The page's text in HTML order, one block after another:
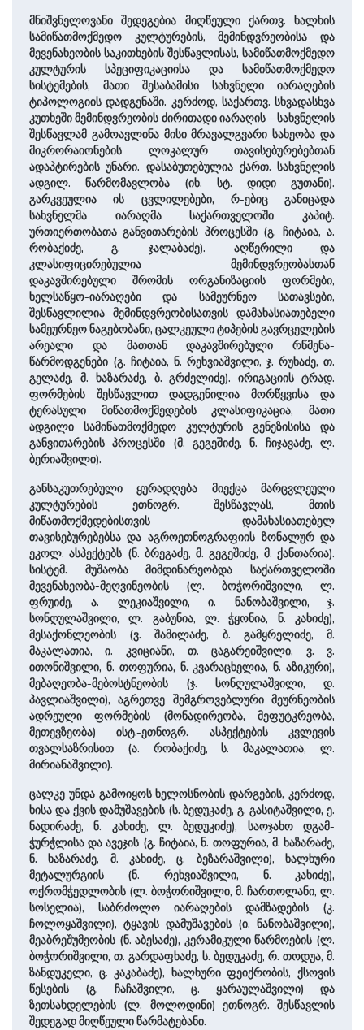
მნიშვნელოვანი შედეგებია მიღწეული ქართვ. ხალხის
სამიწათმოქმედო კულტურების, მემინდვრეობისა და
მევენახეობის საკითხების შესწავლისას, სამიწათმოქმედო
კულტურის სპეციფიკაციისა და სამიწათმოქმედო
სისტემების, მათი შესაბამისი სახვნელი იარაღების
ტიპოლოგიის დადგენაში. კერძოდ, საქართვ. სხვადასხვა
კუთხეში მემინდვრეობის ძირითადი იარაღის – სახვნელის
შესწავლამ გამოავლინა მისი მრავალგვარი სახეობა და
მიკრორაიონების ლოკალურ თავისებურებებთან
ადაპტირების უნარი. დასაბუთებულია ქართ. სახვნელის
ადგილ. წარმომავლობა (იხ. სტ. დიდი გუთანი).
გარკვეულია ის ცვლილებები, რ-ებიც განიცადა
სახვნელმა იარაღმა საქართველოში კაპიტ.
ურთიერთობათა განვითარების პროცესში (გ. ჩიტაია, ა.
რობაქიძე, გ. ჯალაბაძე). აღწერილი და
კლასიფიცირებულია მემინდვრეობასთან
დაკავშირებული შრომის ორგანიზაციის ფორმები,
ხელსაწყო-იარაღები და სამეურნეო სათავსები,
შესწავლილია მემინდვრეობისათვის დამახასიათებელი
სამეურნეო ნაგებობანი, ცალკეული ტიპების გავრცელების
არეალი და მათთან დაკავშირებული რწმენა-
წარმოდგენები (გ. ჩიტაია, ნ. რეხვიაშვილი, ჯ. რუხაძე, თ.
გელაძე, მ. ხაზარაძე, ბ. გრძელიძე). ირიგაციის ტრად.
ფორმების შესწავლით დადგენილია მორწყვისა და
ტერასული მიწათმოქმედების კლასიფიკაცია, მათი
ადგილი სამიწათმოქმედო კულტურის გენეზისისა და
განვითარების პროცესში (მ. გეგეშიძე, ნ. ჩიჯავაძე, ლ.
ბერიაშვილი).
განსაკუთრებული ყურადღება მიექცა მარცვლეული
კულტურების ეთნოგრ. შესწავლას, მთის
მიწათმოქმედებისთვის დამახასიათებელ
თავისებურებებსა და აგროეთნოგრაფიის ზონალურ და
ეკოლ. ასპექტებს (ნ. ბრეგაძე, მ. გეგეშიძე, მ. ქანთარია).
სისტემ. მუშაობა მიმდინარეობდა საქართველოში
მევენახეობა-მეღვინეობის (ლ. ბოჭორიშვილი, ლ.
ფრუიძე, ა. ლეკიაშვილი, ი. ნანობაშვილი, ჯ.
სონღულაშვილი, ლ. გაბუნია, ლ. ჭყონია, ნ. კახიძე),
მესაქონლეობის (ვ. შამილაძე, ბ. გამყრელიძე, მ.
მაკალათია, ი. კვიციანი, თ. ცაგარეიშვილი, ვ. ვ.
ითონიშვილი, ნ. თოფურია, ნ. კვარაცხელია, ნ. აზიკური),
მებაღეობა-მებოსტნეობის (ჯ. სონღულაშვილი, დ.
პავლიაშვილი), აგრეთვე შემგროვებლური მეურნეობის
ადრეული ფორმების (მონადირეობა, მეფუტკრეობა,
მეთევზეობა) ისტ.-ეთნოგრ. ასპექტების კვლევის
თვალსაზრისით (ა. რობაქიძე, ს. მაკალათია, ლ.
მირიანაშვილი).
ცალკე უნდა გამოიყოს ხელოსნობის დარგების, კერძოდ,
ხისა და ქვის დამუშავების (ს. ბედუკაძე, გ. გასიტაშვილი, ე.
ნადირაძე, ნ. კახიძე, ლ. ბედუკიძე), საოჯახო დგამ-
ჭურჭლისა და ავეჯის (გ. ჩიტაია, ნ. თოფურია, მ. ხაზარაძე,
ნ. ხაზარაძე, მ. კახიძე, ც. ბეზარაშვილი), ხალხური
მეტალურგიის (ნ. რეხვიაშვილი, ნ. კახიძე),
ოქრომჭედლობის (ლ. ბოჭორიშვილი, მ. ჩართოლანი, ლ.
სოსელია), საბრძოლო იარაღების დამზადების (კ.
ჩოლოყაშვილი), ტყავის დამუშავების (ი. ნანობაშვილი),
მეაბრეშუმეობის (ნ. აბესაძე), კერამიკული წარმოების (ლ.
ბოჭორიშვილი, თ. გარდაფხაძე, ს. ბედუკაძე, რ. თოდუა, მ.
ზანდუკელი, ც. კაკაბაძე), ხალხური ფეიქრობის, ქსოვის
წესების (გ. ჩაჩაშვილი, ც. ყარაულაშვილი) და
ზეთსახდელების (ლ. მოლოდინი) ეთნოგრ. შესწავლის
შედეგად მიღწეული წარმატებანი.